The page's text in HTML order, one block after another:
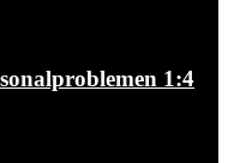
1:4